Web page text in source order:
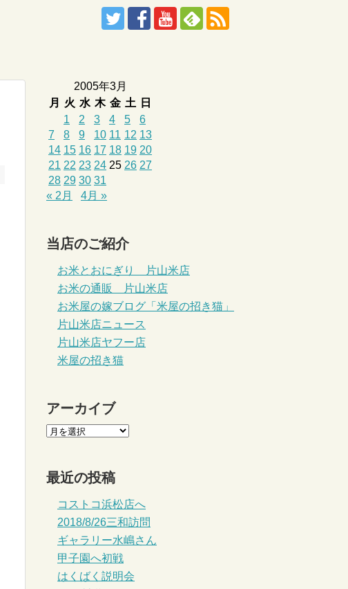
2005年3月
月
火 水 木 金 土
日
1
2 3 4 5
6
7
8 9 10 11 12 13
14 15 16 17 18 19 20
21 22 23 24 25 26 27
28 29 30 31
« 2月
4月 »
当店のご紹介
お米とおにぎり 片山米店
お米の通販 片山米店
お米屋の嫁ブログ「米屋の招き猫」
片山米店ニュース
片山米店ヤフー店
米屋の招き猫
アーカイブ
最近の投稿
コストコ浜松店へ
2018/8/26三和訪問
ギャラリー水嶋さん
甲子園へ初戦
はくばく説明会